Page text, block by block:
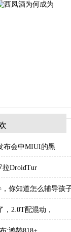
布会中MIUI的黑
拉DroidTur
你知道怎么辅导孩
，2.0T配混动，